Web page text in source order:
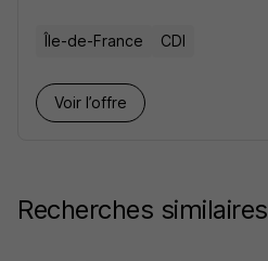
Île-de-France CDI
Voir l’offre
Recherches similaires